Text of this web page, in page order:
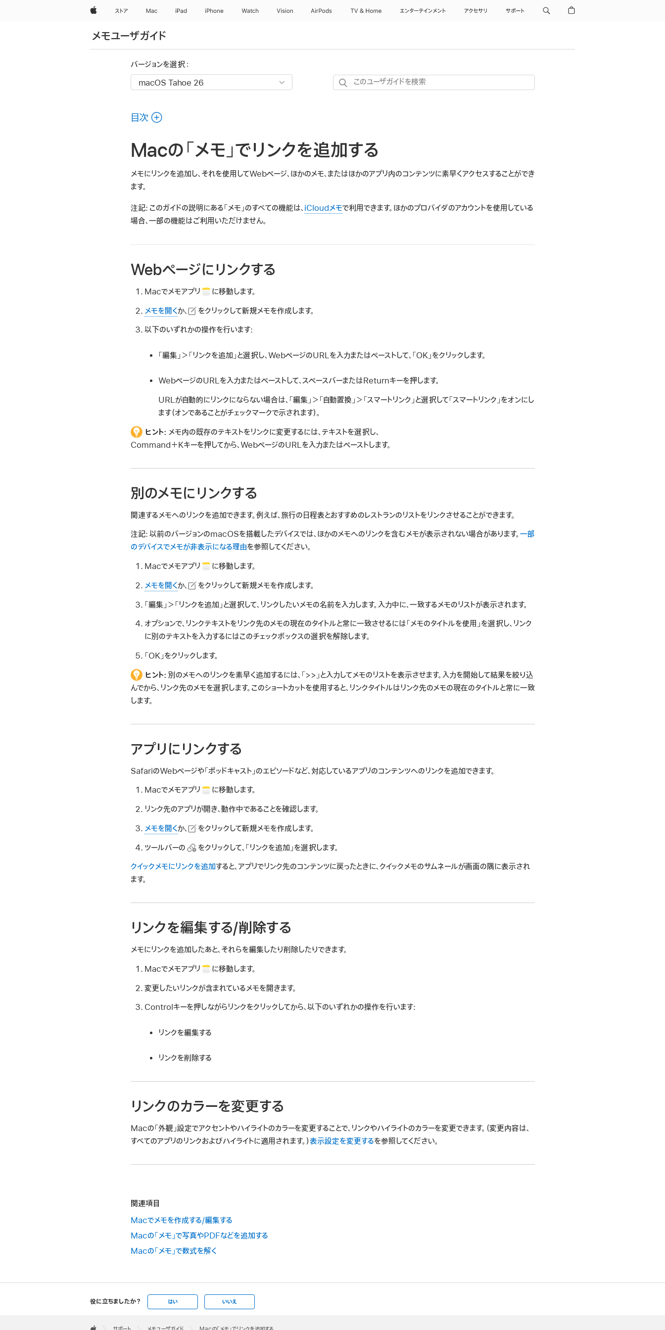
Appleストア Mac iPad iPhone Watch Vision AirPods TV & Home エンターテインメント アクセサリ サポート
メモユーザガイド
バージョンを選択：
こ
ガ
イ
ド
索
目次
Macの「メモ」でリンクを追加する
メモにリンクを追加し、それを使用してWebページ、ほかのメモ、またはほかのアプリ内のコンテンツに素早くアクセスすることができ
ます。
注記: このガイドの説明にある「メモ」のすべての機能は、 iCloudメモで利用できます。ほかのプロバイダのアカウントを使用している
場合、一部の機能はご利用いただけません。
Webページにリンクする
Macでメモアプリ
に移動します。
メモを開くか、
をクリックして新規メモを作成します。
以下のいずれかの操作を行います:
「編集」＞「リンクを追加」と選択し、WebページのURLを入力またはペーストして、「OK」をクリックします。
WebページのURLを入力またはペーストして、スペースバーまたはReturnキーを押します。
URLが自動的にリンクにならない場合は、「編集」＞「自動置換」＞「スマートリンク」と選択して「スマートリンク」をオンにし
ます（オンであることがチェックマークで示されます）。
ヒント: メモ内の既存のテキストをリンクに変更するには、テキストを選択し、
Command＋Kキーを押してから、WebページのURLを入力またはペーストします。
別のメモにリンクする
関連するメモへのリンクを追加できます。例えば、旅行の日程表とおすすめのレストランのリストをリンクさせることができます。
注記: 以前のバージョンのmacOSを搭載したデバイスでは、ほかのメモへのリンクを含むメモが表示されない場合があります。 一部
のデバイスでメモが非表示になる理由を参照してください。
Macでメモアプリ
に移動します。
メモを開くか、
をクリックして新規メモを作成します。
「編集」＞「リンクを追加」と選択して、リンクしたいメモの名前を入力します。入力中に、一致するメモのリストが表示されます。
オプションで、リンクテキストをリンク先のメモの現在のタイトルと常に一致させるには「メモのタイトルを使用」を選択し、リンク
に別のテキストを入力するにはこのチェックボックスの選択を解除します。
「OK」をクリックします。
ヒント:別のメモへのリンクを素早く追加するには、「>>」と入力してメモのリストを表示させます。入力を開始して結果を絞り込
んでから、リンク先のメモを選択します。このショートカットを使用すると、リンクタイトルはリンク先のメモの現在のタイトルと常に一致
します。
アプリにリンクする
SafariのWebページや「ポッドキャスト」のエピソードなど、対応しているアプリのコンテンツへのリンクを追加できます。
Macでメモアプリ
に移動します。
リンク先のアプリが開き、動作中であることを確認します。
メモを開くか、
をクリックして新規メモを作成します。
ツールバーの
をクリックして、「リンクを追加」を選択します。
クイックメモにリンクを追加すると、アプリでリンク先のコンテンツに戻ったときに、クイックメモのサムネールが画面の隅に表示され
ます。
リンクを編集する/削除する
メモにリンクを追加したあと、それらを編集したり削除したりできます。
Macでメモアプリ
に移動します。
変更したいリンクが含まれているメモを開きます。
Controlキーを押しながらリンクをクリックしてから、以下のいずれかの操作を行います:
リンクを編集する
リンクを削除する
リンクのカラーを変更する
Macの「外観」設定でアクセントやハイライトのカラーを変更することで、リンクやハイライトのカラーを変更できます。（変更内容は、
すべてのアプリのリンクおよびハイライトに適用されます。）表示設定を変更するを参照してください。
関連項目
Macでメモを作成する/編集する
Macの「メモ」で写真やPDFなどを追加する
Macの「メモ」で数式を解く
役に立ちましたか？ はい いいえ
Footer
